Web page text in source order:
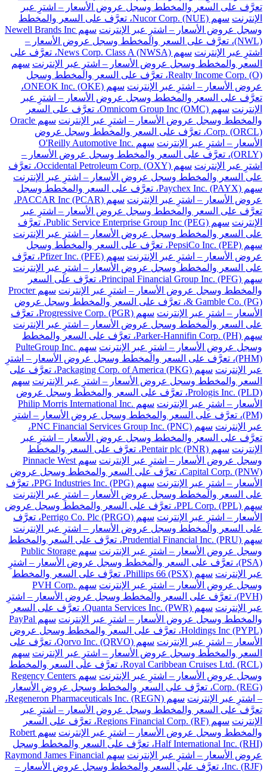
تعرَّف على السعر والمخطط وسجل عروض الأسعار – اشترِ عبر
الإنترنت
سهم Nucor Corp. (NUE)، تعرَّف على السعر والمخطط
وسجل عروض الأسعار – اشترِ عبر الإنترنت
سهم Newell Brands Inc
(NWL)، تعرَّف على السعر والمخطط وسجل عروض الأسعار –
اشترِ عبر الإنترنت
سهم News Corp. Class A (NWSA)، تعرَّف على
السعر والمخطط وسجل عروض الأسعار – اشترِ عبر الإنترنت سهم
Realty Income Corp. (O)، تعرَّف على السعر والمخطط وسجل
عروض الأسعار – اشترِ عبر الإنترنت
سهم ONEOK Inc. (OKE)،
تعرَّف على السعر والمخطط وسجل عروض الأسعار – اشترِ عبر
الإنترنت
سهم Omnicom Group Inc (OMC)، تعرَّف على السعر
والمخطط وسجل عروض الأسعار – اشترِ عبر الإنترنت
سهم Oracle
Corp. (ORCL)، تعرَّف على السعر والمخطط وسجل عروض
الأسعار – اشترِ عبر الإنترنت
سهم O'Reilly Automotive Inc.
(ORLY)، تعرَّف على السعر والمخطط وسجل عروض الأسعار –
اشترِ عبر الإنترنت
سهم Occidental Petroleum Corp. (OXY)، تعرَّف
على السعر والمخطط وسجل عروض الأسعار – اشترِ عبر الإنترنت
سهم Paychex Inc. (PAYX)، تعرَّف على السعر والمخطط وسجل
عروض الأسعار – اشترِ عبر الإنترنت
سهم PACCAR Inc (PCAR)،
تعرَّف على السعر والمخطط وسجل عروض الأسعار – اشترِ عبر
الإنترنت
سهم Public Service Enterprise Group Inc (PEG)، تعرَّف
على السعر والمخطط وسجل عروض الأسعار – اشترِ عبر الإنترنت
سهم PepsiCo Inc. (PEP)، تعرَّف على السعر والمخطط وسجل
عروض الأسعار – اشترِ عبر الإنترنت
سهم Pfizer Inc. (PFE)، تعرَّف
على السعر والمخطط وسجل عروض الأسعار – اشترِ عبر الإنترنت
سهم Principal Financial Group Inc. (PFG)، تعرَّف على السعر
والمخطط وسجل عروض الأسعار – اشترِ عبر الإنترنت
سهم Procter
& Gamble Co. (PG)، تعرَّف على السعر والمخطط وسجل عروض
الأسعار – اشترِ عبر الإنترنت
سهم Progressive Corp. (PGR)، تعرَّف
على السعر والمخطط وسجل عروض الأسعار – اشترِ عبر الإنترنت
سهم Parker-Hannifin Corp. (PH)، تعرَّف على السعر والمخطط
وسجل عروض الأسعار – اشترِ عبر الإنترنت
سهم PulteGroup Inc.
(PHM)، تعرَّف على السعر والمخطط وسجل عروض الأسعار – اشترِ
عبر الإنترنت
سهم Packaging Corp. of America (PKG)، تعرَّف على
السعر والمخطط وسجل عروض الأسعار – اشترِ عبر الإنترنت سهم
Prologis Inc. (PLD)، تعرَّف على السعر والمخطط وسجل عروض
الأسعار – اشترِ عبر الإنترنت
سهم Philip Morris International Inc.
(PM)، تعرَّف على السعر والمخطط وسجل عروض الأسعار – اشترِ
عبر الإنترنت
سهم PNC Financial Services Group Inc. (PNC)،
تعرَّف على السعر والمخطط وسجل عروض الأسعار – اشترِ عبر
الإنترنت
سهم Pentair plc (PNR)، تعرَّف على السعر والمخطط
وسجل عروض الأسعار – اشترِ عبر الإنترنت
سهم Pinnacle West
Capital Corp. (PNW)، تعرَّف على السعر والمخطط وسجل عروض
الأسعار – اشترِ عبر الإنترنت
سهم PPG Industries Inc. (PPG)، تعرَّف
على السعر والمخطط وسجل عروض الأسعار – اشترِ عبر الإنترنت
سهم PPL Corp. (PPL)، تعرَّف على السعر والمخطط وسجل عروض
الأسعار – اشترِ عبر الإنترنت
سهم Perrigo Co. Plc (PRGO)، تعرَّف
على السعر والمخطط وسجل عروض الأسعار – اشترِ عبر الإنترنت
سهم Prudential Financial Inc. (PRU)، تعرَّف على السعر والمخطط
وسجل عروض الأسعار – اشترِ عبر الإنترنت
سهم Public Storage
(PSA)، تعرَّف على السعر والمخطط وسجل عروض الأسعار – اشترِ
عبر الإنترنت
سهم Phillips 66 (PSX)، تعرَّف على السعر والمخطط
وسجل عروض الأسعار – اشترِ عبر الإنترنت
سهم PVH Corp.
(PVH)، تعرَّف على السعر والمخطط وسجل عروض الأسعار – اشترِ
عبر الإنترنت
سهم Quanta Services Inc. (PWR)، تعرَّف على السعر
والمخطط وسجل عروض الأسعار – اشترِ عبر الإنترنت
سهم PayPal
Holdings Inc (PYPL)، تعرَّف على السعر والمخطط وسجل عروض
الأسعار – اشترِ عبر الإنترنت
سهم Qorvo Inc. (QRVO)، تعرَّف على
السعر والمخطط وسجل عروض الأسعار – اشترِ عبر الإنترنت سهم
Royal Caribbean Cruises Ltd. (RCL)، تعرَّف على السعر والمخطط
وسجل عروض الأسعار – اشترِ عبر الإنترنت
سهم Regency Centers
Corp. (REG)، تعرَّف على السعر والمخطط وسجل عروض الأسعار
– اشترِ عبر الإنترنت
سهم Regeneron Pharmaceuticals Inc. (REGN)،
تعرَّف على السعر والمخطط وسجل عروض الأسعار – اشترِ عبر
الإنترنت
سهم Regions Financial Corp. (RF)، تعرَّف على السعر
والمخطط وسجل عروض الأسعار – اشترِ عبر الإنترنت
سهم Robert
Half International Inc. (RHI)، تعرَّف على السعر والمخطط وسجل
عروض الأسعار – اشترِ عبر الإنترنت
سهم Raymond James Financial
Inc. (RJF)، تعرَّف على السعر والمخطط وسجل عروض الأسعار –